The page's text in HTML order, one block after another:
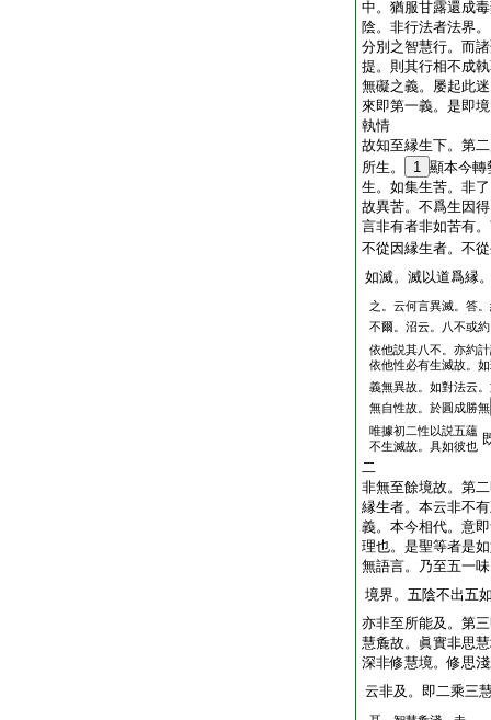
中。猶服甘露還成
陰。非行法者法界
分別之智慧行。而
提。則其行相不成
無礙之義。屡起此
來即第一義。是即
執情
故知至縁生下。第
所生。
1 顯本今轉
生。如集生苦。非
故異苦。不爲生因
言非有者非如苦有
不從因縁生者。不
如滅。滅以道爲縁
之。云何言異滅。答
不爾。沼云。八不或
依他説其八不。亦約
依他性必有生滅故。
義無異故。如對法云
無自性故。於圓成勝無
唯據初二性以説五蘊
不生滅故。具如彼也
二
非無至餘境故。第
縁生者。本云非不
義。本今相代。意
理也。是聖等者是
無語言。乃至五一
境界。五陰不出五
亦非至所能及。第
慧麁故。眞實非思
深非修慧境。修思
云非及。即二乘三